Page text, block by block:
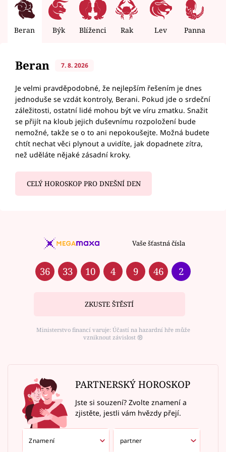
Beran Býk Blíženci Rak Lev Panna
Beran 7. 8. 2026
Je velmi pravděpodobné, že nejlepším řešením je dnes
jednoduše se vzdát kontroly, Berani. Pokud jde o srdeční
záležitosti, ostatní lidé mohou být ve víru zmatku. Snažit
se přijít na kloub jejich duševnímu rozpoložení bude
nemožné, takže se o to ani nepokoušejte. Možná budete
chtít nechat věci plynout a uvidíte, jak dopadnete zítra,
než uděláte nějaké zásadní kroky.
CELÝ HOROSKOP PRO DNEŠNÍ DEN
Vaše šťastná čísla
36 33 10 4 9 46 2
ZKUSTE ŠTĚSTÍ
Ministerstvo financí varuje: Účastí na hazardní hře může
vzniknout závislost ⑱
PARTNERSKÝ HOROSKOP
Jste si souzení? Zvolte znamení a
zjistěte, jestli vám hvězdy přejí.